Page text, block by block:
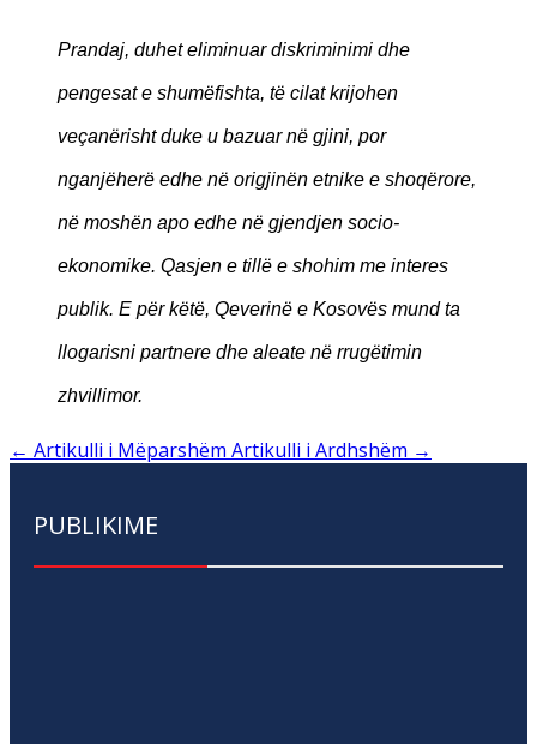
Prandaj, duhet eliminuar diskriminimi dhe
pengesat e shumëfishta, të cilat krijohen
veçanërisht duke u bazuar në gjini, por
nganjëherë edhe në origjinën etnike e shoqërore,
në moshën apo edhe në gjendjen socio-
ekonomike. Qasjen e tillë e shohim me interes
publik. E për këtë, Qeverinë e Kosovës mund ta
llogarisni partnere dhe aleate në rrugëtimin
zhvillimor.
← Artikulli i Mëparshëm Artikulli i Ardhshëm →
PUBLIKIME